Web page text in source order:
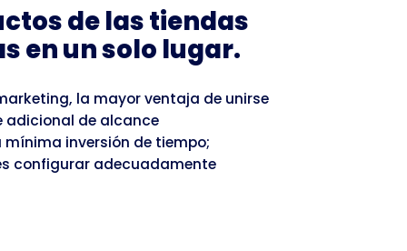
de las tiendas
en un solo lugar.
la mayor ventaja de unirse
adicional de alcance
inversión de tiempo;
configurar adecuadamente